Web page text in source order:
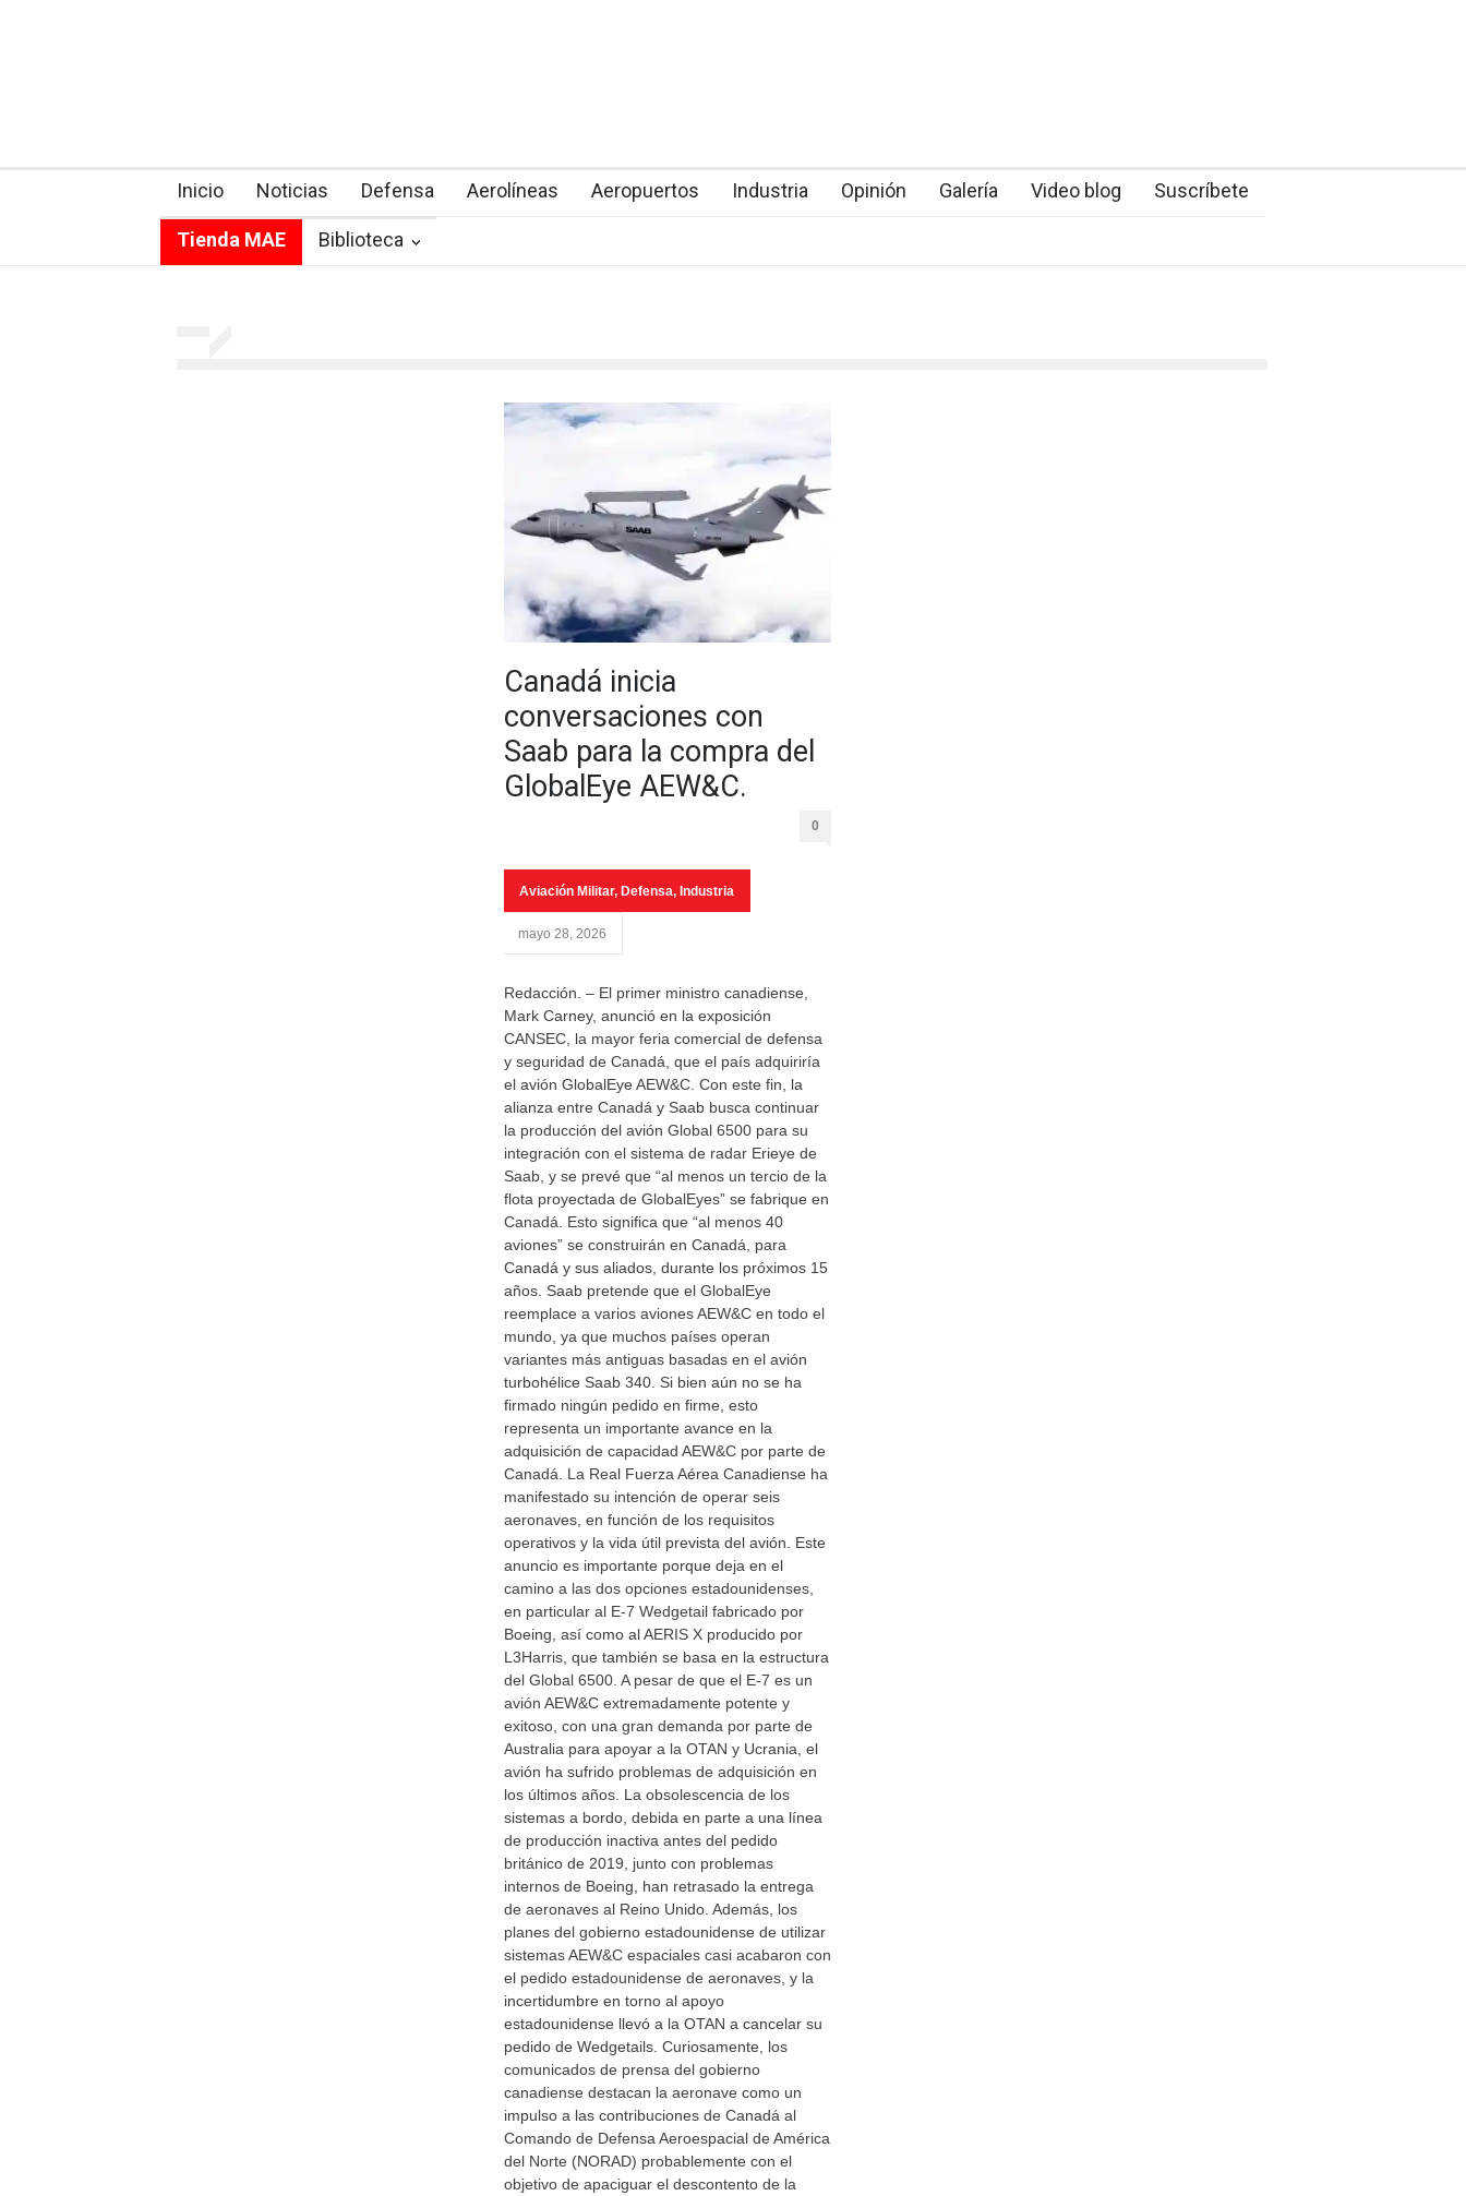
Inicio Noticias Defensa Aerolíneas Aeropuertos Industria Opinión Galería Video blog Suscríbete
Tienda MAE Biblioteca
Canadá inicia
conversaciones con
Saab para la compra del
GlobalEye AEW&C.
0
Aviación Militar, Defensa, Industria
mayo 28, 2026
Redacción. – El primer ministro canadiense,
Mark Carney, anunció en la exposición
CANSEC, la mayor feria comercial de defensa
y seguridad de Canadá, que el país adquiriría
el avión GlobalEye AEW&C. Con este fin, la
alianza entre Canadá y Saab busca continuar
la producción del avión Global 6500 para su
integración con el sistema de radar Erieye de
Saab, y se prevé que “al menos un tercio de la
flota proyectada de GlobalEyes” se fabrique en
Canadá. Esto significa que “al menos 40
aviones” se construirán en Canadá, para
Canadá y sus aliados, durante los próximos 15
años. Saab pretende que el GlobalEye
reemplace a varios aviones AEW&C en todo el
mundo, ya que muchos países operan
variantes más antiguas basadas en el avión
turbohélice Saab 340. Si bien aún no se ha
firmado ningún pedido en firme, esto
representa un importante avance en la
adquisición de capacidad AEW&C por parte de
Canadá. La Real Fuerza Aérea Canadiense ha
manifestado su intención de operar seis
aeronaves, en función de los requisitos
operativos y la vida útil prevista del avión. Este
anuncio es importante porque deja en el
camino a las dos opciones estadounidenses,
en particular al E-7 Wedgetail fabricado por
Boeing, así como al AERIS X producido por
L3Harris, que también se basa en la estructura
del Global 6500. A pesar de que el E-7 es un
avión AEW&C extremadamente potente y
exitoso, con una gran demanda por parte de
Australia para apoyar a la OTAN y Ucrania, el
avión ha sufrido problemas de adquisición en
los últimos años. La obsolescencia de los
sistemas a bordo, debida en parte a una línea
de producción inactiva antes del pedido
británico de 2019, junto con problemas
internos de Boeing, han retrasado la entrega
de aeronaves al Reino Unido. Además, los
planes del gobierno estadounidense de utilizar
sistemas AEW&C espaciales casi acabaron con
el pedido estadounidense de aeronaves, y la
incertidumbre en torno al apoyo
estadounidense llevó a la OTAN a cancelar su
pedido de Wedgetails. Curiosamente, los
comunicados de prensa del gobierno
canadiense destacan la aeronave como un
impulso a las contribuciones de Canadá al
Comando de Defensa Aeroespacial de América
del Norte (NORAD) probablemente con el
objetivo de apaciguar el descontento de la